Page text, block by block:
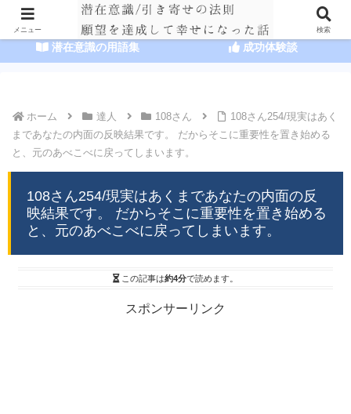
HOME 潜在意識の達人まとめ
潜在意識の用語集 成功体験談
ホーム 達人 108さん
108さん254/現実はあく
まであなたの内面の反映結果です。 だからそこに重要性を置き始める
と、元のあべこべに戻ってしまいます。
108さん254/現実はあくまであなたの内面の反
映結果です。 だからそこに重要性を置き始める
と、元のあべこべに戻ってしまいます。
この記事は約4分で読めます。
スポンサーリンク
メニュー 検索